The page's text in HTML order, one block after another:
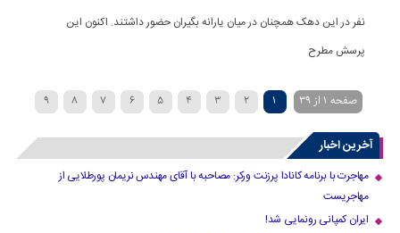
نفر در این دهک همچنان در میان یارانه بگیران حضور داشتند. اکنون این
پرسش مطرح
صفحه 1 از 39 1
2
3
4
5
6
7
8
9
10
›
20
30
...
» آخرین اخبار
مهاجرت با برنامه کانادا پرزنت ورکر: مصاحبه با آقای مهندس نریمان پورطلایی از
مهاجریست
ایران کمپانی رونمایی شد!